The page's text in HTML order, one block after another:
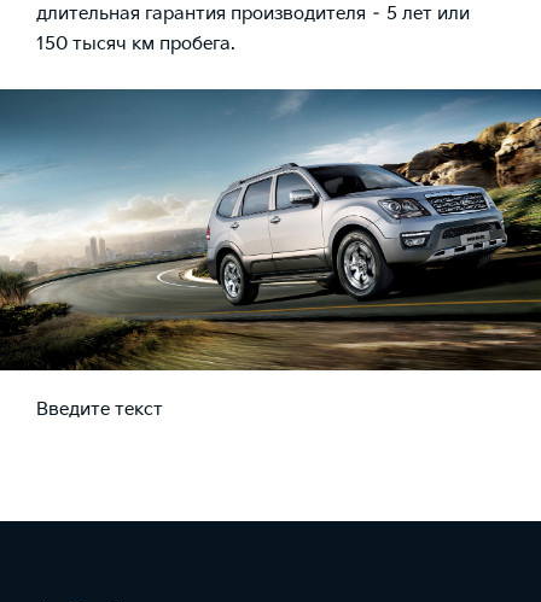
длительная гарантия производителя – 5 лет или
150 тысяч км пробега.
Введите текст